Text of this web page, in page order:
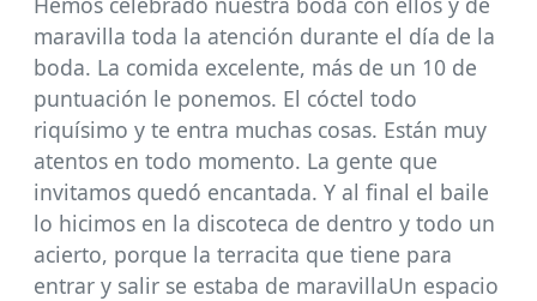
maravilla toda la atención durante el día de la
boda. La comida excelente, más de un 10 de
puntuación le ponemos. El cóctel todo
riquísimo y te entra muchas cosas. Están muy
atentos en todo momento. La gente que
invitamos quedó encantada. Y al final el baile
lo hicimos en la discoteca de dentro y todo un
acierto, porque la terracita que tiene para
entrar y salir se estaba de maravillaUn espacio